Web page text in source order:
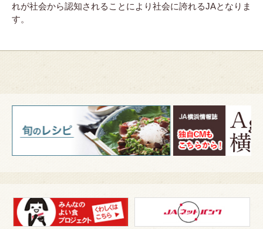
れが社会から認知されることにより社会に誇れるJAとなりま
す。